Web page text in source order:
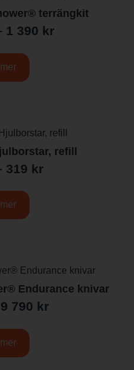
terrängkit
1 390 kr
mer
refill
319 kr
Endurance knivar
9 790 kr
mer